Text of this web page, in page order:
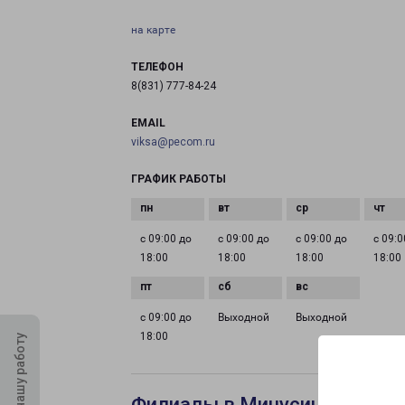
на карте
ТЕЛЕФОН
8(831) 777-84-24
EMAIL
viksa@pecom.ru
ГРАФИК РАБОТЫ
с 09:00 до
18:00
с 09:00 до
18:00
с 09:00 до
18:00
с
18:00
с 09:00 до
18:00
Выходной Выходной